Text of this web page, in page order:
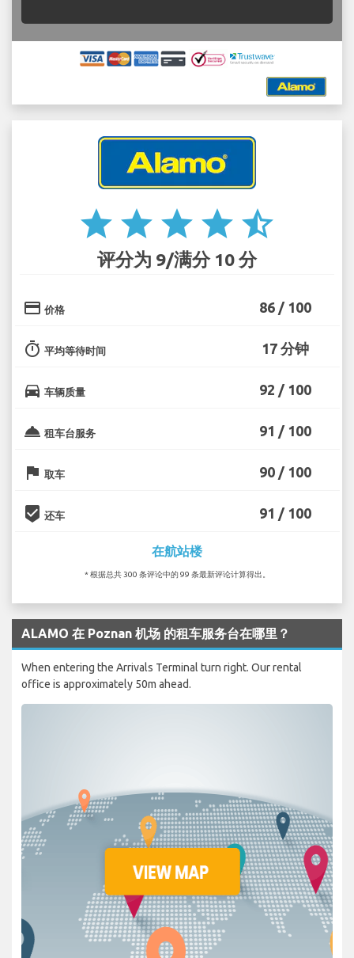
star star star star star_half
评分为 9/满分 10 分
credit_card 价格 86 / 100
timer 平均等待时间 17 分钟
directions_car 车辆质量 92 / 100
room_service 租车台服务 91 / 100
flag 取车 90 / 100
beenhere 还车 91 / 100
在航站楼
* 根据总共 300 条评论中的 99 条最新评论计算得出。
ALAMO 在 Poznan 机场 的租车服务台在哪里？
When entering the Arrivals Terminal turn right. Our rental
office is approximately 50m ahead.